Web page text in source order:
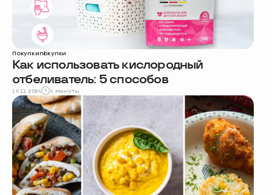
Покупкипокупки
Как использовать кислородный
отбеливатель: 5 способов
19.11.2024 4 минуты